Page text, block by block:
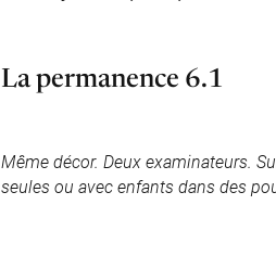
La permanence 6.1
Même décor. Deux examinateurs.
seules ou avec enfants dans des